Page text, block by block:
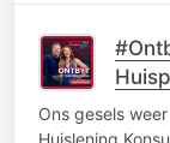
Ons gesels
Huislening